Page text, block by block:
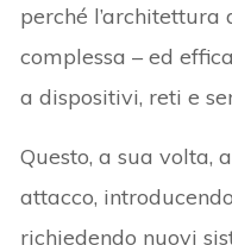
perché
complessa – ed
a dispositivi, reti e
Questo, a sua volta,
attacco,
richiedendo nuovi